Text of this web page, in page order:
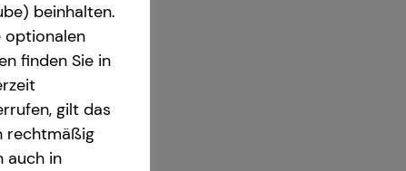
beinhalten.
optionalen
finden Sie in
gilt das
rechtmäßig
auch in